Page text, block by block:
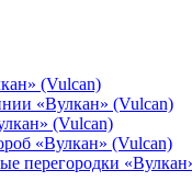
(Vulcan)
«Вулкан» (Vulcan)
(Vulcan)
«Вулкан» (Vulcan)
перегородки